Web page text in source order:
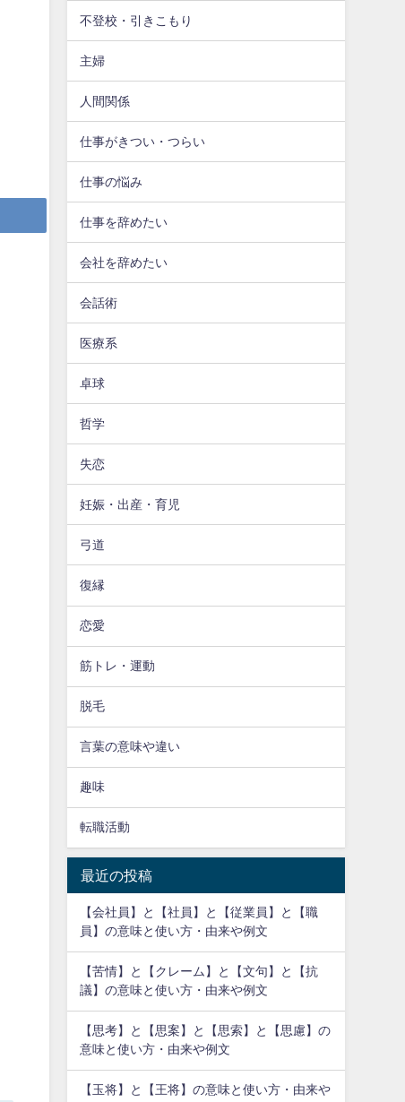
不登校・引きこもり
主婦
人間関係
仕事がきつい・つらい
仕事の悩み
仕事を辞めたい
会社を辞めたい
会話術
医療系
卓球
哲学
失恋
妊娠・出産・育児
弓道
復縁
恋愛
筋トレ・運動
脱毛
言葉の意味や違い
趣味
転職活動
最近の投稿
【会社員】と【社員】と【従業員】と【職
員】の意味と使い方・由来や例文
【苦情】と【クレーム】と【文句】と【抗
議】の意味と使い方・由来や例文
【思考】と【思案】と【思索】と【思慮】の
意味と使い方・由来や例文
【玉将】と【王将】の意味と使い方・由来や